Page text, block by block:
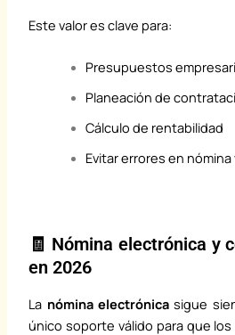
Este valor es clave para:
Presupuestos
Planeación de
Cálculo de rentabilidad
Evitar errores en
🧾 Nómina electrónica y
en 2026
La nómina electrónicasigue
único soporte válido para que